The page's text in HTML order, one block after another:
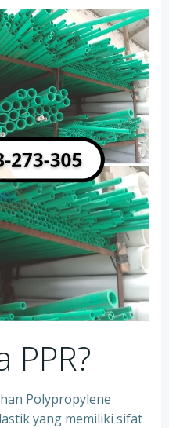
PPR?
Polypropylene
yang memiliki sifat